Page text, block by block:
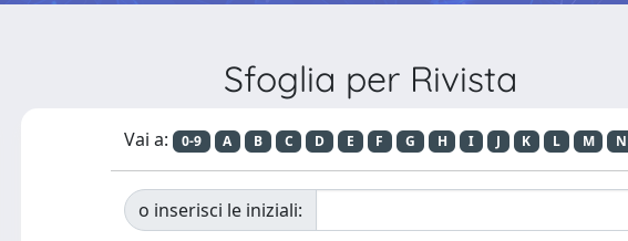
Sfoglia per Rivista
Vai a: 0-9 A B C D E F G H I J K L M N
o inserisci le iniziali: